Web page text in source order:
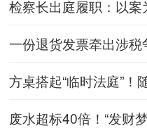
检察长出庭履职：以案
一份退货发票牵出涉
方桌搭起“临时法庭”
废水超标40倍！“发财